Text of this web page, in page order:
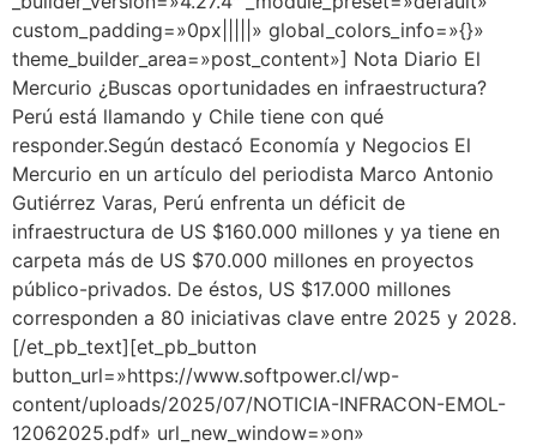
custom_padding=»0px|||||» global_colors_info=»{}»
theme_builder_area=»post_content»] Nota Diario El
Mercurio ¿Buscas oportunidades en infraestructura?
Perú está llamando y Chile tiene con qué
responder.Según destacó Economía y Negocios El
Mercurio en un artículo del periodista Marco Antonio
Gutiérrez Varas, Perú enfrenta un déficit de
infraestructura de US $160.000 millones y ya tiene en
carpeta más de US $70.000 millones en proyectos
público-privados. De éstos, US $17.000 millones
corresponden a 80 iniciativas clave entre 2025 y 2028.
[/et_pb_text][et_pb_button
button_url=»https://www.softpower.cl/wp-
content/uploads/2025/07/NOTICIA-INFRACON-EMOL-
12062025.pdf» url_new_window=»on»